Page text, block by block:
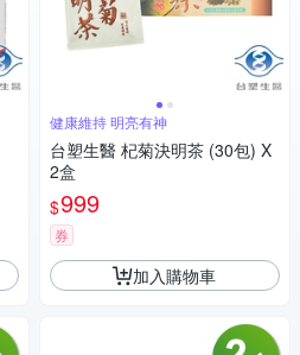
健康維持 明亮有神
台塑生醫 杞菊決明茶 (30包) X
2盒
$999
券
加入購物車